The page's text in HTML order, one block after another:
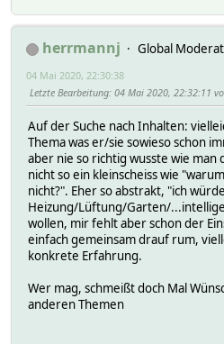
herrmannj
Global
04 Mai 2020, 22:30:38
Letzte Bearbeitung: 04 Mai 2020, 22:32:11
Auf der Suche nach Inhalten:
Thema was er/sie sowieso schon
aber nie so richtig wusste wie man
nicht so ein kleinscheiss wie
nicht?". Eher so abstrakt, "ich
Heizung/Lüftung/Garten/
wollen, mir fehlt aber schon der
einfach gemeinsam drauf rum,
konkrete Erfahrung.
Wer mag, schmeißt doch Mal
anderen Themen